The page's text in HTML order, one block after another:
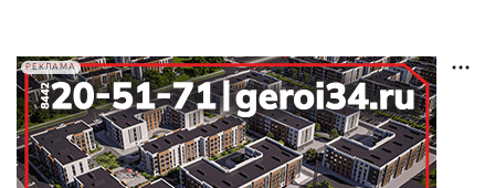
РЕКЛАМА